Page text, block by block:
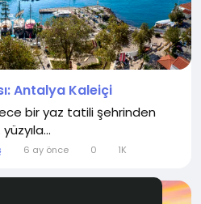
Antalya Kaleiçi
bir yaz tatili şehrinden
6 ay önce 0 1K